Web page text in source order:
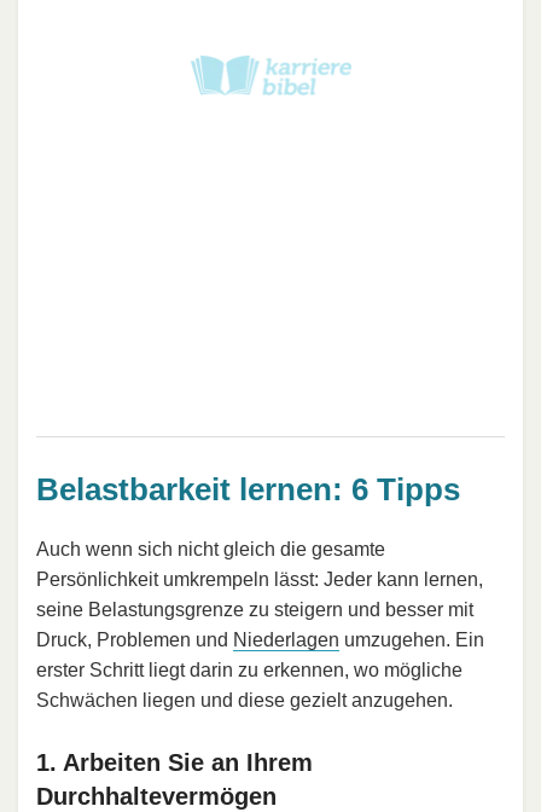
Belastbarkeit lernen: 6 Tipps
Auch wenn sich nicht gleich die gesamte
Persönlichkeit umkrempeln lässt: Jeder kann lernen,
seine Belastungsgrenze zu steigern und besser mit
Druck, Problemen und Niederlagen umzugehen. Ein
erster Schritt liegt darin zu erkennen, wo mögliche
Schwächen liegen und diese gezielt anzugehen.
1. Arbeiten Sie an Ihrem
Durchhaltevermögen